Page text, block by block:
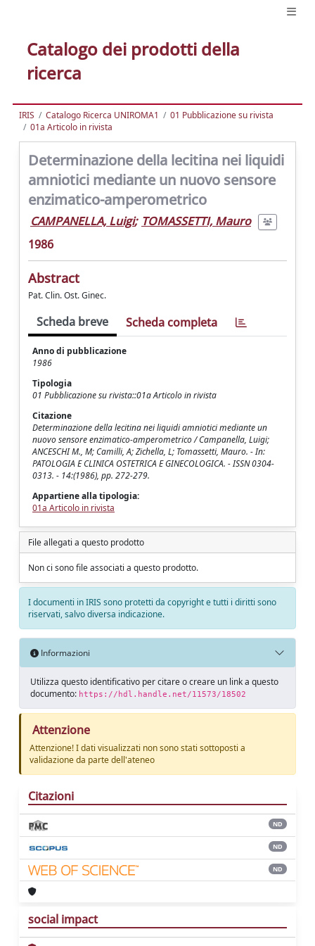
Catalogo dei prodotti della
ricerca
IRIS Catalogo Ricerca UNIROMA1
01 Pubblicazione su rivista
01a Articolo in rivista
Determinazione della lecitina nei liquidi
amniotici mediante un nuovo sensore
enzimatico-amperometrico
CAMPANELLA, Luigi; TOMASSETTI, Mauro
1986
Abstract
Pat. Clin. Ost. Ginec.
Scheda breve Scheda completa
Anno di pubblicazione
1986
Tipologia
01 Pubblicazione su rivista::01a Articolo in rivista
Citazione
Determinazione della lecitina nei liquidi amniotici mediante un
nuovo sensore enzimatico-amperometrico / Campanella, Luigi;
ANCESCHI M., M; Camilli, A; Zichella, L; Tomassetti, Mauro. - In:
PATOLOGIA E CLINICA OSTETRICA E GINECOLOGICA. - ISSN 0304-
0313. - 14:(1986), pp. 272-279.
Appartiene alla tipologia:
01a Articolo in rivista
File allegati a questo prodotto
Non ci sono file associati a questo prodotto.
I documenti in IRIS sono protetti da copyright e tutti i diritti sono
riservati, salvo diversa indicazione.
Informazioni
Utilizza questo identificativo per citare o creare un link a questo
documento: https://hdl.handle.net/11573/18502
Attenzione
Attenzione! I dati visualizzati non sono stati sottoposti a
validazione da parte dell'ateneo
Citazioni
ND
ND
ND
social impact